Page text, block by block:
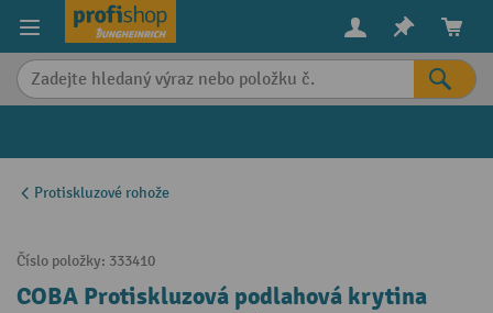
content
Protiskluzové rohože
Číslo položky: 333410
COBA Protiskluzová podlahová krytina